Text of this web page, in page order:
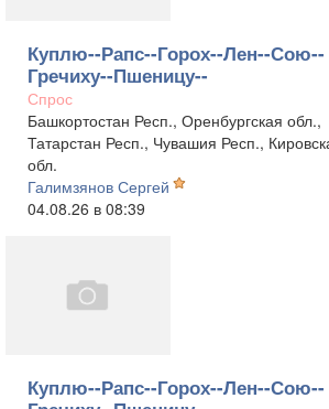
Куплю--Рапс--Горох--Лен--Сою--
Гречиху--Пшеницу--
Спрос
Башкортостан Респ., Оренбургская обл.,
Татарстан Респ., Чувашия Респ.,
обл.
Галимзянов Сергей
04.08.26 в 08:39
Куплю--Рапс--Горох--Лен--Сою--